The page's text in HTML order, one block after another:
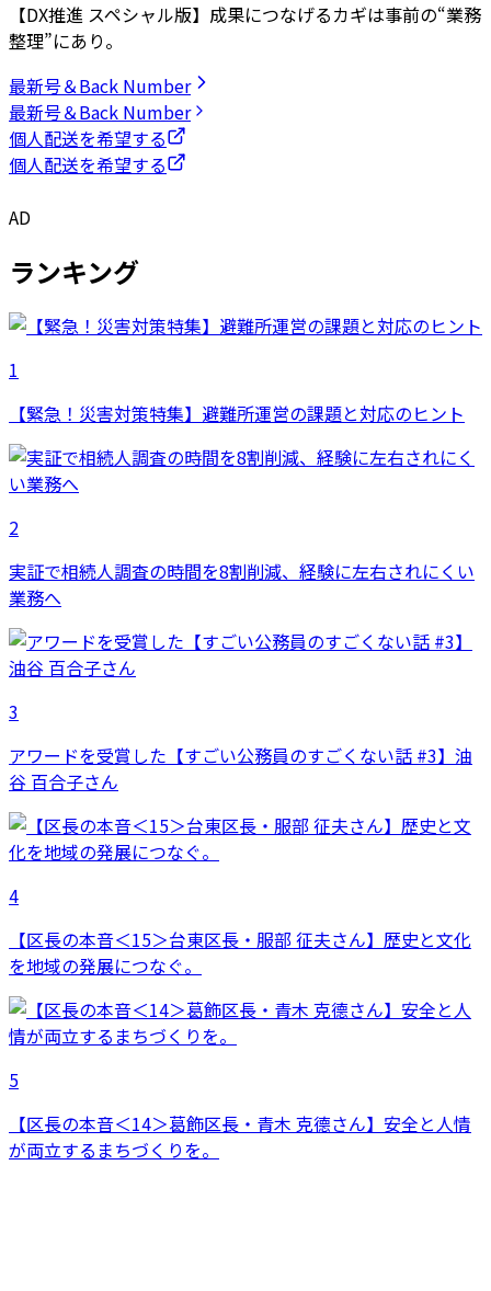
【DX推進 スペシャル版】成果につなげるカギは事前の“業務
整理”にあり。
最新号＆Back Number
最新号＆Back Number
個人配送を希望する
個人配送を希望する
AD
ランキング
1
【緊急！災害対策特集】避難所運営の課題と対応のヒント
2
実証で相続人調査の時間を8割削減、経験に左右されにくい
業務へ
3
アワードを受賞した【すごい公務員のすごくない話 #3】油
谷 百合子さん
4
【区長の本音＜15＞台東区長・服部 征夫さん】歴史と文化
を地域の発展につなぐ。
5
【区長の本音＜14＞葛飾区長・青木 克德さん】安全と人情
が両立するまちづくりを。